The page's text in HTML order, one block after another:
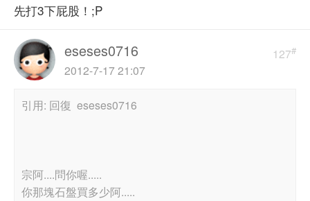
先打3下屁股！;P
127#
eseses0716
2012-7-17 21:07
引用: 回復 eseses0716
宗阿....問你喔.....
你那塊石盤買多少阿.....